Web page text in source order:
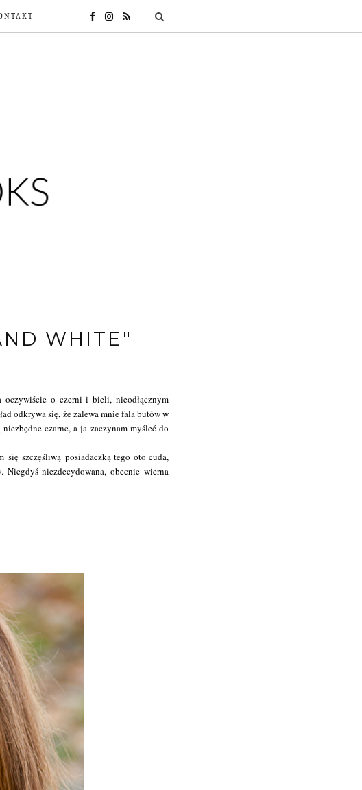
WHITE"
oczywiście o czerni i bieli, nieodłącznym
odkrywa się, że zalewa mnie fala butów w
czarne, a ja zaczynam myśleć do
się szczęśliwą posiadaczką tego oto cuda,
niezdecydowana, obecnie wierna